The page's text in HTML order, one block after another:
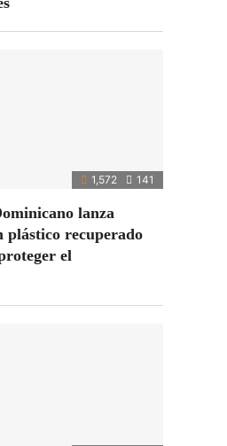
1,572 141
lanza
plástico recuperado
el